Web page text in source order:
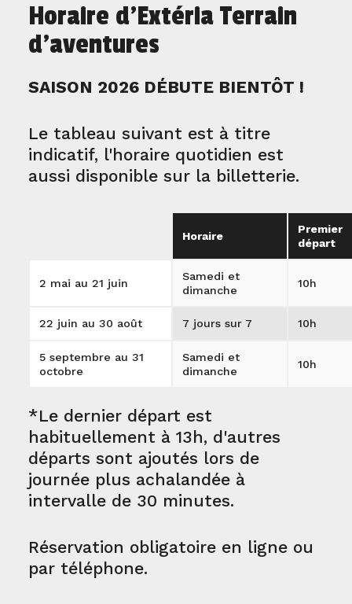
Horaire d'Extéria Terrain
d'aventures
SAISON 2026 DÉBUTE BIENTÔT !
Le tableau suivant est à titre
indicatif, l'horaire quotidien est
aussi disponible sur la billetterie.
Horaire
Premier
départ
2 mai au 21 juin
Samedi et
dimanche
10h
22 juin au 30 août 7 jours sur 7 10h
5 septembre au 31
octobre
Samedi et
dimanche
10h
*Le dernier départ est
habituellement à 13h, d'autres
départs sont ajoutés lors de
journée plus achalandée à
intervalle de 30 minutes.
Réservation obligatoire en ligne ou
par téléphone.